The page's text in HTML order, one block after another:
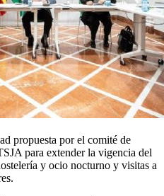
propuesta por el comité de
para extender la vigencia del
y ocio nocturno y visitas a